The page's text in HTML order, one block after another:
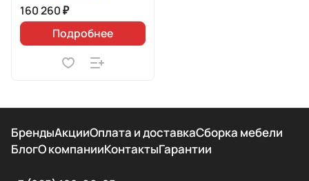
160 260 ₽
Подробнее
БрендыАкцииОплата и доставкаСборка мебели
БлогО компанииКонтактыГарантии